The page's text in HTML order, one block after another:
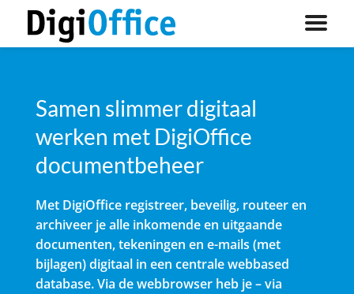
Samen slimmer digitaal
werken met DigiOffice
documentbeheer
Met DigiOffice registreer, beveilig, routeer en
archiveer je alle inkomende en uitgaande
documenten, tekeningen en e-mails (met
bijlagen) digitaal in een centrale webbased
database. Via de webbrowser heb je – via